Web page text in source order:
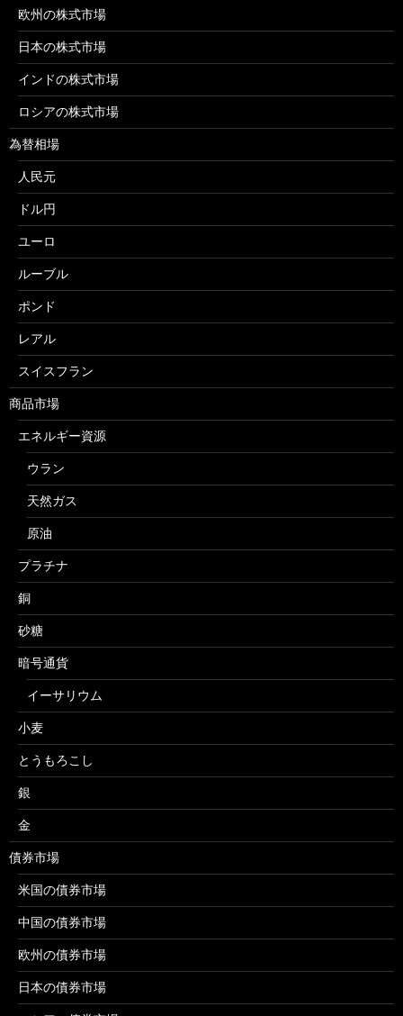
欧州の株式市場
日本の株式市場
インドの株式市場
ロシアの株式市場
為替相場
人民元
ドル円
ユーロ
ルーブル
ポンド
レアル
スイスフラン
商品市場
エネルギー資源
ウラン
天然ガス
原油
プラチナ
銅
砂糖
暗号通貨
イーサリウム
小麦
とうもろこし
銀
金
債券市場
米国の債券市場
中国の債券市場
欧州の債券市場
日本の債券市場